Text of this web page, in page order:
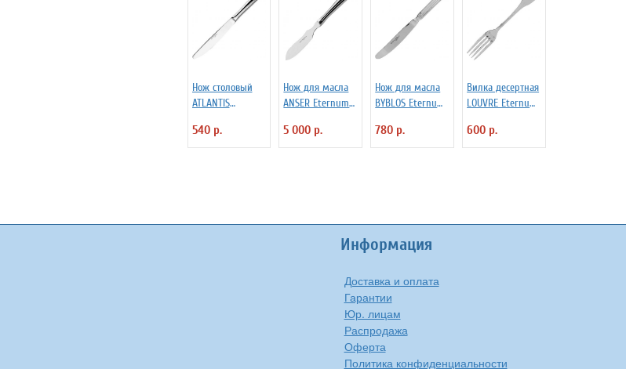
Нож столовый
ATLANTIS
540 р.
Нож для масла
ANSER Eternum
5 000 р.
Нож для масла
BYBLOS Eternum
780 р.
Вилка десертная
LOUVRE Eternum
600 р.
Информация
Доставка и оплата
Гарантии
Юр. лицам
Распродажа
Оферта
Политика конфиденциальности